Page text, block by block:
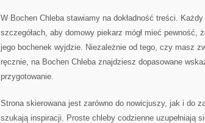
W Bochen Chleba stawiamy na dokładność treści.
szczegółach, aby domowy piekarz mógł mieć pewność,
jego bochenek wyjdzie. Niezależnie od tego, czy masz
ręcznie, na Bochen Chleba znajdziesz dopasowane
przygotowanie.
Strona skierowana jest zarówno do nowicjuszy, jak i do
szukają inspiracji. Proste chleby codzienne uzupełniają